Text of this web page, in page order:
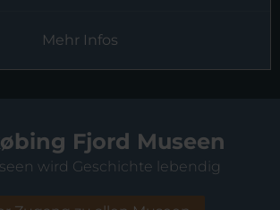
Mehr Infos
Fjord Museen
wird Geschichte lebendig